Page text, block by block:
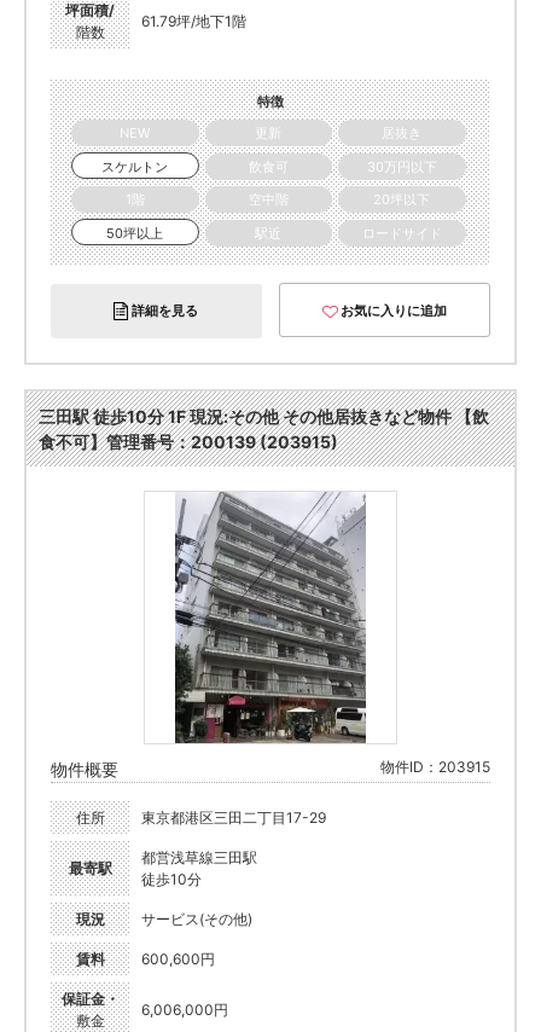
坪面積/
階数
61.79坪/地下1階
特徴
NEW
更新
居抜き
スケルトン
飲食可
30万円以下
1階
空中階
20坪以下
50坪以上
駅近 ロードサイド
詳細を見る お気に入りに追加
三田駅 徒歩10分 1F 現況:その他 その他居抜きなど物件 【飲
食不可】管理番号：200139 (203915)
物件概要 物件ID：203915
住所 東京都港区三田二丁目17-29
最寄駅
都営浅草線三田駅
徒歩10分
現況 サービス(その他)
賃料 600,600円
保証金・
敷金
6,006,000円